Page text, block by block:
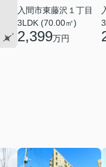
入間市東藤沢１丁目
3LDK (70.00㎡)
2,399万円